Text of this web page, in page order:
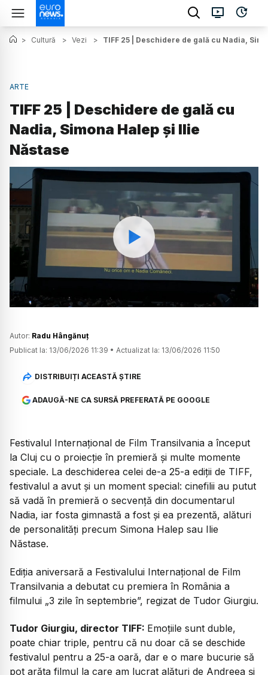
> Cultură > Vezi > TIFF 25 | Deschidere de gală cu Nadia,
ARTE
TIFF 25 | Deschidere de gală cu
Nadia, Simona Halep și Ilie
Năstase
Watch
Autor: Radu Hângănuț
Publicat la: 13/06/2026 11:39 • Actualizat la: 13/06/2026 11:50
DISTRIBUIȚI ACEASTĂ ȘTIRE
ADAUGĂ-NE CA SURSĂ PREFERATĂ PE GOOGLE
Festivalul Internațional de Film Transilvania a început
la Cluj cu o proiecție în premieră și multe momente
speciale. La deschiderea celei de-a 25-a ediții de TIFF,
festivalul a avut și un moment special: cinefilii au putut
să vadă în premieră o secvență din documentarul
Nadia, iar fosta gimnastă a fost și ea prezentă, alături
de personalități precum Simona Halep sau Ilie
Năstase.
Ediția aniversară a Festivalului Internațional de Film
Transilvania a debutat cu premiera în România a
filmului „3 zile în septembrie”, regizat de Tudor Giurgiu.
Tudor Giurgiu, director TIFF: Emoțiile sunt duble,
poate chiar triple, pentru că nu doar că se deschide
festivalul pentru a 25-a oară, dar e o mare bucurie să
pot arăta filmul la care am lucrat alături de Andreea și